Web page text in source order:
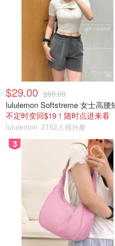
图片来自
他们用一把钥匙进入公
性武器，他们说自己是
$29.00 $88.00
不定时变回$19！随时点进来看
lululemon 2162人感兴趣
3